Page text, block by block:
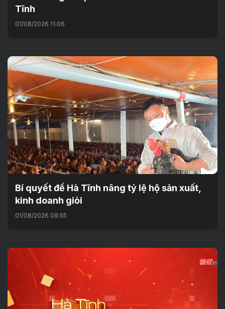
Tĩnh
01/08/2026 11:06
Bí quyết để Hà Tĩnh nâng tỷ lệ hộ sản xuất,
kinh doanh giỏi
01/08/2026 09:55